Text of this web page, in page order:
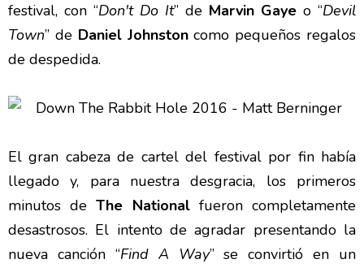
festival, con “Don't Do It” de Marvin Gaye o “Devil
Town” de Daniel Johnstoncomo pequeños regalos
de despedida.
El gran cabeza de cartel del festival por fin había
llegado y, para nuestra desgracia, los primeros
minutos deThe Nationalfueron completamente
desastrosos. El intento de agradar presentando la
nueva canción “Find A Way” se convirtió en un